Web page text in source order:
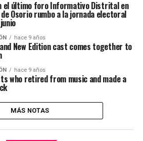
el último foro Informativo Distrital en
Osorio rumbo a la jornada electoral
hace 9 años
New Edition cast comes together to
hace 9 años
who retired from music and made a
MÁS NOTAS